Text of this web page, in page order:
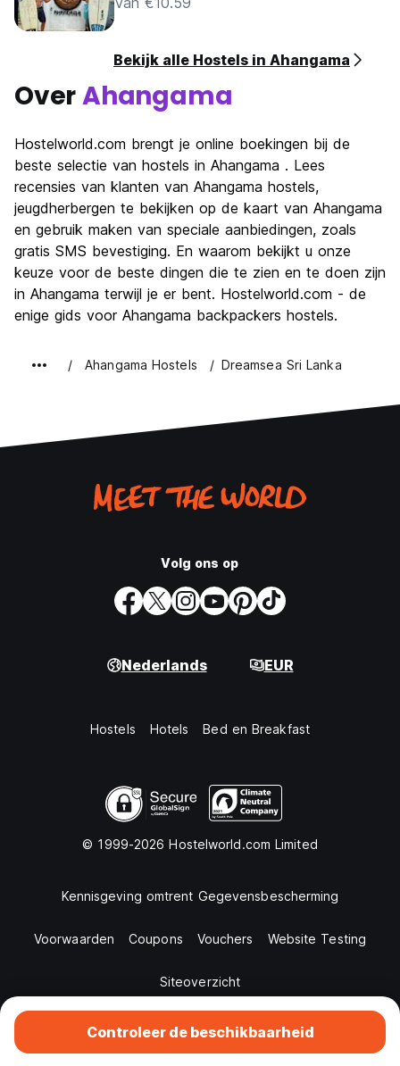
Controleer de beschikbaarheid
Bekijk alle Hostels in Ahangama
OverAhangama
Hostelworld.com brengt je online boekingen bij de
beste selectie van hostels in Ahangama . Lees
recensies van klanten van Ahangama hostels,
jeugdherbergen te bekijken op de kaart van Ahangama
en gebruik maken van speciale aanbiedingen, zoals
gratis SMS bevestiging. En waarom bekijkt u onze
keuze voor de beste dingen die te zien en te doen zijn
in Ahangama terwijl je er bent. Hostelworld.com - de
enige gids voor Ahangama backpackers hostels.
Ahangama Hostels Dreamsea Sri Lanka
Volg ons op
Nederlands EUR
Hostels Hotels Bed en Breakfast
© 1999-2026 Hostelworld.com Limited
Kennisgeving omtrent Gegevensbescherming
Voorwaarden Coupons Vouchers Website Testing
Siteoverzicht